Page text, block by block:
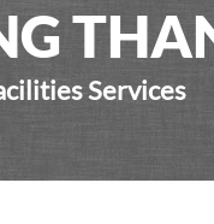
Services